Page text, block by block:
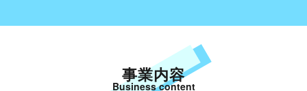
事業内容
Business content